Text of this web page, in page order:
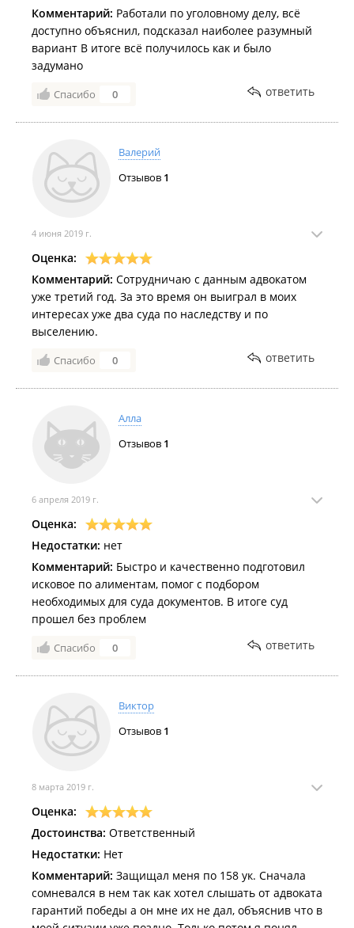
Комментарий: Работали по уголовному делу, всё
доступно объяснил, подсказал наиболее разумный
вариант В итоге всё получилось как и было
задумано
Спасибо 0 ответить
Валерий
Отзывов 1
4 июня 2019 г.
Оценка:
Комментарий: Сотрудничаю с данным адвокатом
уже третий год. За это время он выиграл в моих
интересах уже два суда по наследству и по
выселению.
Спасибо 0 ответить
Алла
Отзывов 1
6 апреля 2019 г.
Оценка:
Недостатки: нет
Комментарий: Быстро и качественно подготовил
исковое по алиментам, помог с подбором
необходимых для суда документов. В итоге суд
прошел без проблем
Спасибо 0 ответить
Виктор
Отзывов 1
8 марта 2019 г.
Оценка:
Достоинства: Ответственный
Недостатки: Нет
Комментарий: Защищал меня по 158 ук. Сначала
сомневался в нем так как хотел слышать от адвоката
гарантий победы а он мне их не дал, объяснив что в